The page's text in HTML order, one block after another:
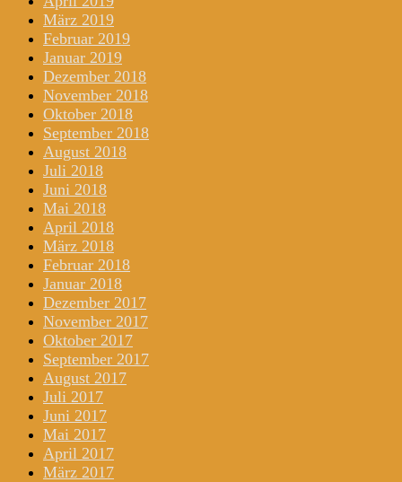
März 2019
Februar 2019
Januar 2019
Dezember 2018
November 2018
Oktober 2018
September 2018
August 2018
Juli 2018
Juni 2018
Mai 2018
April 2018
März 2018
Februar 2018
Januar 2018
Dezember 2017
November 2017
Oktober 2017
September 2017
August 2017
Juli 2017
Juni 2017
Mai 2017
April 2017
März 2017